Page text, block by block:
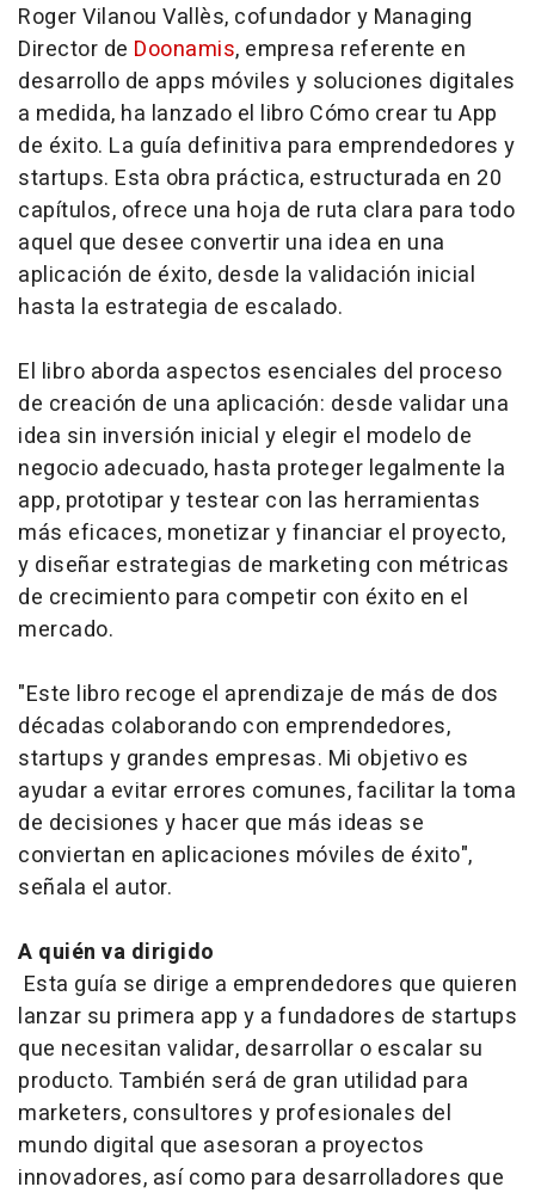
Roger Vilanou Vallès, cofundador y Managing
Director de Doonamis, empresa referente en
desarrollo de apps móviles y soluciones digitales
a medida, ha lanzado el libro Cómo crear tu App
de éxito. La guía definitiva para emprendedores y
startups. Esta obra práctica, estructurada en 20
capítulos, ofrece una hoja de ruta clara para todo
aquel que desee convertir una idea en una
aplicación de éxito, desde la validación inicial
hasta la estrategia de escalado.
El libro aborda aspectos esenciales del proceso
de creación de una aplicación: desde validar una
idea sin inversión inicial y elegir el modelo de
negocio adecuado, hasta proteger legalmente la
app, prototipar y testear con las herramientas
más eficaces, monetizar y financiar el proyecto,
y diseñar estrategias de marketing con métricas
de crecimiento para competir con éxito en el
mercado.
"Este libro recoge el aprendizaje de más de dos
décadas colaborando con emprendedores,
startups y grandes empresas. Mi objetivo es
ayudar a evitar errores comunes, facilitar la toma
de decisiones y hacer que más ideas se
conviertan en aplicaciones móviles de éxito",
señala el autor.
A quién va dirigido
Esta guía se dirige a emprendedores que quieren
lanzar su primera app y a fundadores de startups
que necesitan validar, desarrollar o escalar su
producto. También será de gran utilidad para
marketers, consultores y profesionales del
mundo digital que asesoran a proyectos
innovadores, así como para desarrolladores que